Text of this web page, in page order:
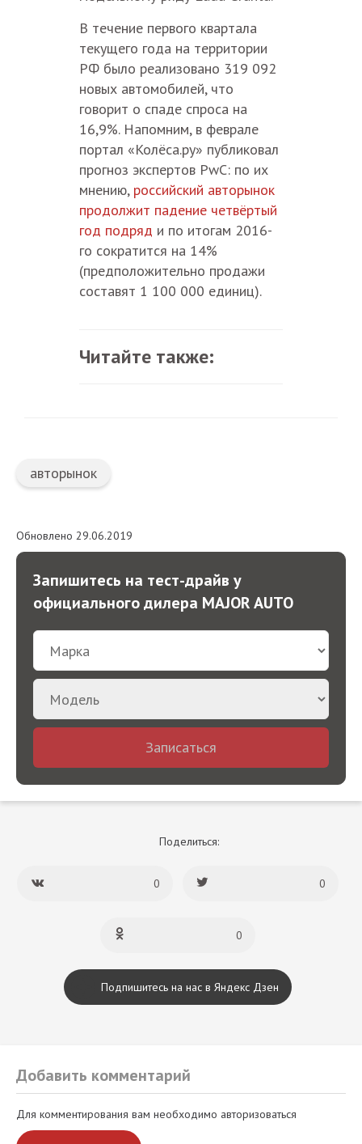
В течение первого квартала
текущего года на территории
РФ было реализовано 319 092
новых автомобилей, что
говорит о спаде спроса на
16,9%. Напомним, в феврале
портал «Колёса.ру» публиковал
прогноз экспертов PwC: по их
мнению, российский авторынок
продолжит падение четвёртый
год подряд и по итогам 2016-
го сократится на 14%
(предположительно продажи
составят 1 100 000 единиц).
Читайте также:
авторынок
Обновлено 29.06.2019
Запишитесь на тест-драйв у
официального дилера MAJOR AUTO
Записаться
Поделиться:
0 0
0
Подпишитесь на нас в Яндекс Дзен
Добавить комментарий
Для комментирования вам необходимо авторизоваться